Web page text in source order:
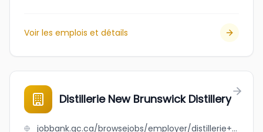
Voir les emplois et détails
Distillerie New Brunswick Distillery
jobbank.gc.ca/browsejobs/employer/distillerie+new+brunswick+distillery/ca